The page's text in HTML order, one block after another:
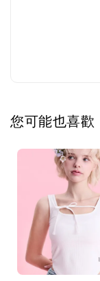
您可能也喜歡